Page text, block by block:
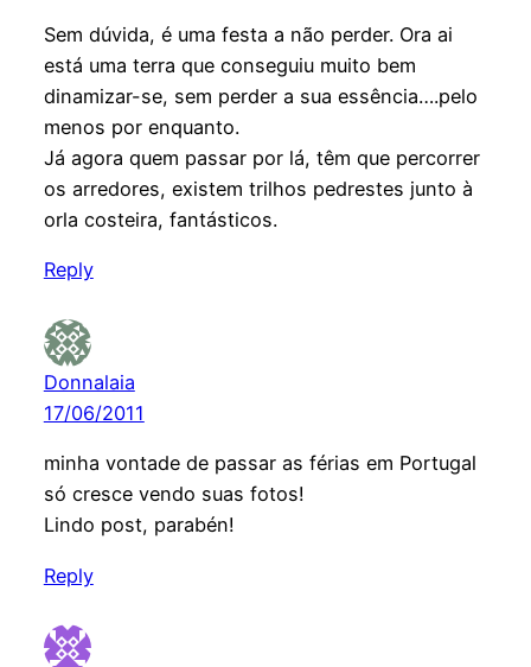
Sem dúvida, é uma festa a não perder. Ora ai
está uma terra que conseguiu muito bem
dinamizar-se, sem perder a sua essência….pelo
menos por enquanto.
Já agora quem passar por lá, têm que percorrer
os arredores, existem trilhos pedrestes junto à
orla costeira, fantásticos.
Reply
Donnalaia
17/06/2011
minha vontade de passar as férias em Portugal
só cresce vendo suas fotos!
Lindo post, parabén!
Reply